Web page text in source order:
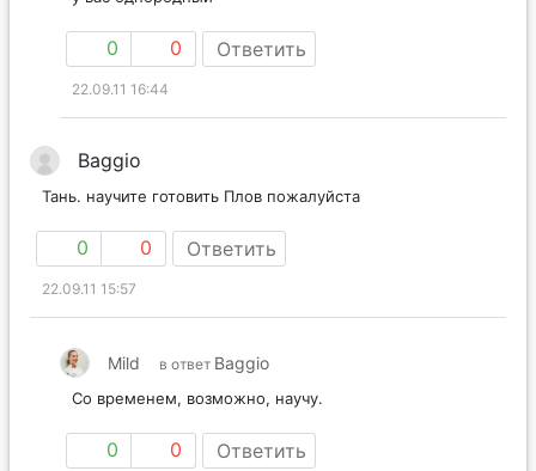
0 0 Ответить
22.09.11 16:44
Baggio
Тань. научите готовить Плов пожалуйста
0 0 Ответить
22.09.11 15:57
Mild в ответ Baggio
Со временем, возможно, научу.
0 0 Ответить